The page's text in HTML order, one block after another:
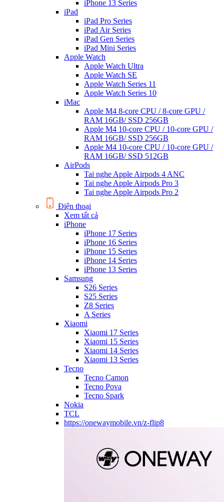
iPhone 13 Series
iPad
iPad Pro Series
iPad Air Series
iPad Gen Series
iPad Mini Series
Apple Watch
Apple Watch Ultra
Apple Watch SE
Apple Watch Series 11
Apple Watch Series 10
iMac
Apple M4 8-core CPU / 8-core GPU /
RAM 16GB/ SSD 256GB
Apple M4 10-core CPU / 10-core GPU /
RAM 16GB/ SSD 256GB
Apple M4 10-core CPU / 10-core GPU /
RAM 16GB/ SSD 512GB
AirPods
Tai nghe Apple Airpods 4 ANC
Tai nghe Apple Airpods Pro 3
Tai nghe Apple Airpods Pro 2
Điện thoại
Xem tất cả
iPhone
iPhone 17 Series
iPhone 16 Series
iPhone 15 Series
iPhone 14 Series
iPhone 13 Series
Samsung
S26 Series
S25 Series
Z8 Series
A Series
Xiaomi
Xiaomi 17 Series
Xiaomi 15 Series
Xiaomi 14 Series
Xiaomi 13 Series
Tecno
Tecno Camon
Tecno Pova
Tecno Spark
Nokia
TCL
https://onewaymobile.vn/z-flip8